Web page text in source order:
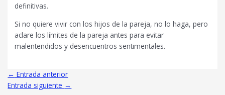
definitivas.
Si no quiere vivir con los hijos de la pareja, no lo haga, pero
aclare los límites de la pareja antes para evitar
malentendidos y desencuentros sentimentales.
← Entrada anterior
Entrada siguiente →